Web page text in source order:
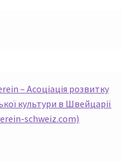
– Асоціація розвитку
культури в Швейцарії
schweiz.com)